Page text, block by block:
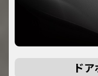
ド